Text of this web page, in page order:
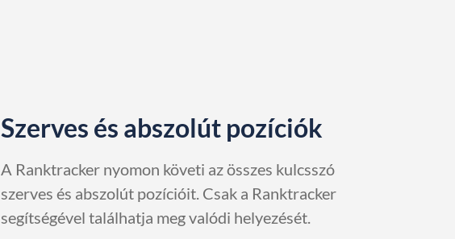
Szerves és abszolút pozíciók
A Ranktracker nyomon követi az összes kulcsszó
szerves és abszolút pozícióit. Csak a Ranktracker
segítségével találhatja meg valódi helyezését.